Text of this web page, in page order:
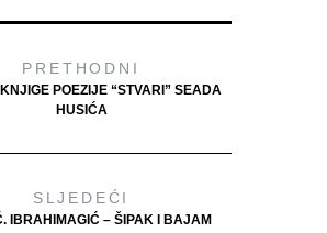
PRETHODNI
KNJIGE POEZIJE “STVARI” SEADA
HUSIĆA
SLJEDEĆI
IBRAHIMAGIĆ – ŠIPAK I BAJAM